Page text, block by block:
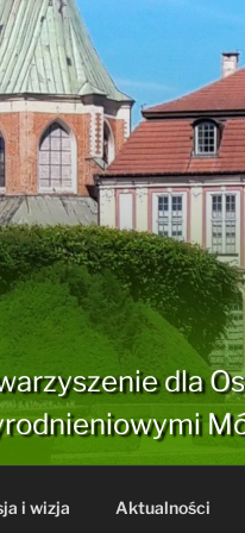
dla
i wizja Aktualności